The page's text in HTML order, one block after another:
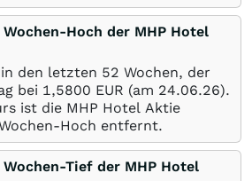
Hoch der MHP Hotel
den letzten 52 Wochen, der
bei 1,5800 EUR (am 24.06.26).
ist die MHP Hotel Aktie
Hoch entfernt.
Tief der MHP Hotel